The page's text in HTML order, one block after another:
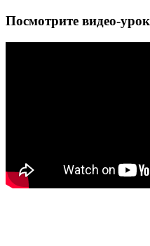
Посмотрите видео-урок